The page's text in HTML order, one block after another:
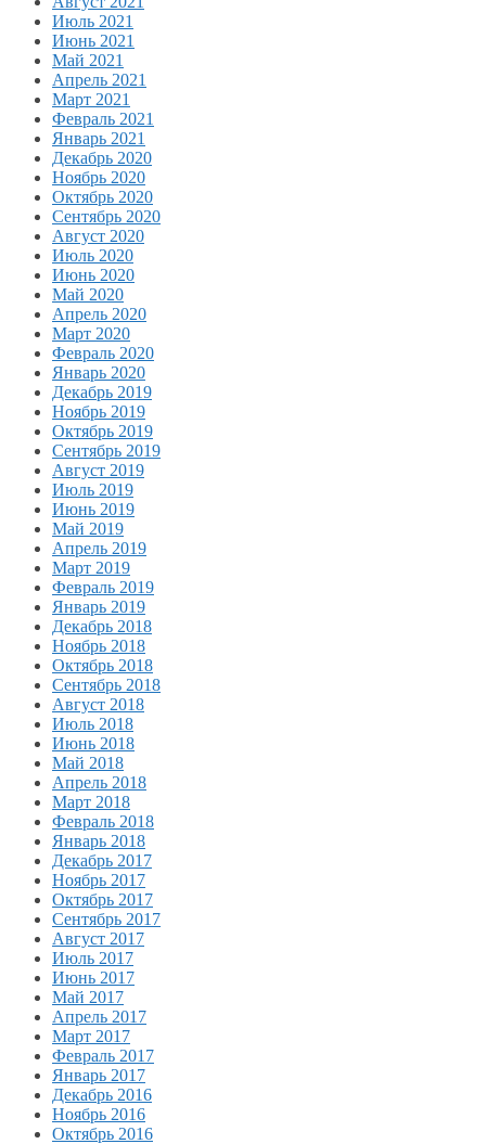
Июль 2021
Июнь 2021
Май 2021
Апрель 2021
Март 2021
Февраль 2021
Январь 2021
Декабрь 2020
Ноябрь 2020
Октябрь 2020
Сентябрь 2020
Август 2020
Июль 2020
Июнь 2020
Май 2020
Апрель 2020
Март 2020
Февраль 2020
Январь 2020
Декабрь 2019
Ноябрь 2019
Октябрь 2019
Сентябрь 2019
Август 2019
Июль 2019
Июнь 2019
Май 2019
Апрель 2019
Март 2019
Февраль 2019
Январь 2019
Декабрь 2018
Ноябрь 2018
Октябрь 2018
Сентябрь 2018
Август 2018
Июль 2018
Июнь 2018
Май 2018
Апрель 2018
Март 2018
Февраль 2018
Январь 2018
Декабрь 2017
Ноябрь 2017
Октябрь 2017
Сентябрь 2017
Август 2017
Июль 2017
Июнь 2017
Май 2017
Апрель 2017
Март 2017
Февраль 2017
Январь 2017
Декабрь 2016
Ноябрь 2016
Октябрь 2016